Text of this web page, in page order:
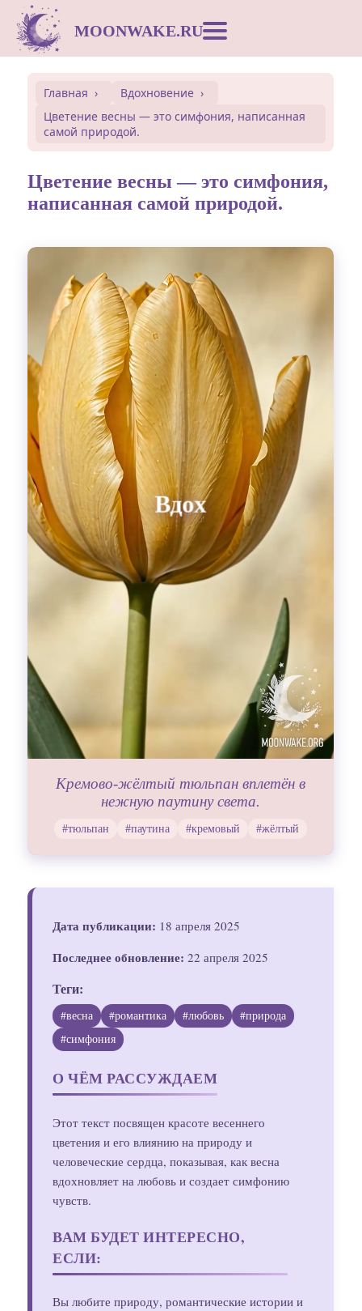
MOONWAKE.RU
Сонник
Открытки
Символы
Вдохновение
Гадания
Красоты!
Fashion
Главная
Вдохновение
Цветение весны — это симфония, написанная
самой природой.
Цветение весны — это симфония,
написанная самой природой.
Выдох
Кремово-жёлтый тюльпан вплетён в
нежную паутину света.
#тюльпан #паутина #кремовый #жёлтый
Дата публикации: 18 апреля 2025
Последнее обновление: 22 апреля 2025
Теги:
#весна #романтика #любовь
#природа
#симфония
О ЧЁМ РАССУЖДАЕМ
Этот текст посвящен красоте весеннего
цветения и его влиянию на природу и
человеческие сердца, показывая, как весна
вдохновляет на любовь и создает симфонию
чувств.
ВАМ БУДЕТ ИНТЕРЕСНО,
ЕСЛИ:
Вы любите природу, романтические истории и